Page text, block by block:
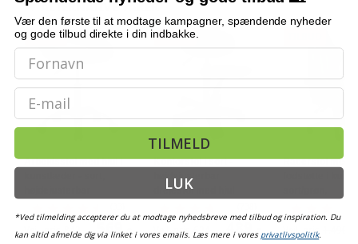
ALTERNATIVE VARER
TILBUD
Arbejdsstol med hjul i
Vejl. pris 842,- 569,-
TILBUD
Kontorstol i sort -
drejestol med hjul
Vejl. pris 624,- 489,-
Racerstol med
kontorstol
Vejl. pris
Vær den første til at modtage kampagner, spændende nyheder
og gode tilbud direkte i din indbakke.
Email
TILMELD
LUK
*Ved tilmelding accepterer du at modtage nyhedsbreve med tilbud og inspiration. Du
kan altid afmelde dig via linket i vores emails. Læs mere i vores privatlivspolitik.